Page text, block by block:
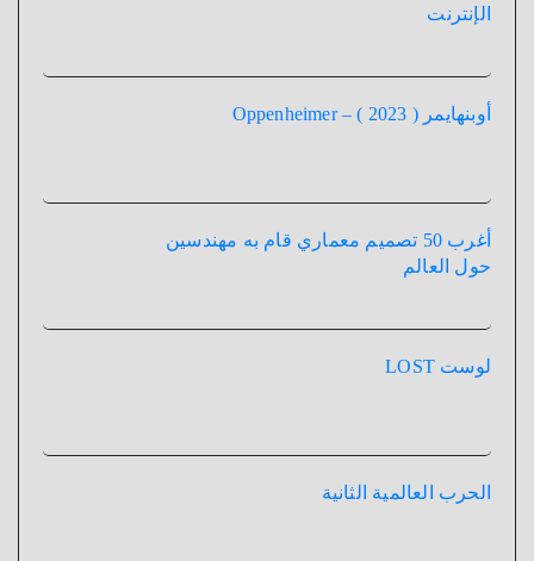
الإنترنت
أوبنهايمر ( 2023 ) – Oppenheimer
أغرب 50 تصميم معماري قام به مهندسين
حول العالم
لوست LOST
الحرب العالمية الثانية